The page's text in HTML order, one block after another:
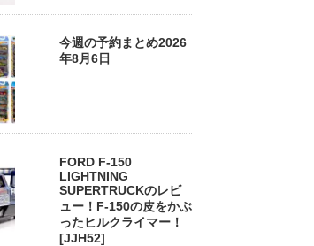
今週の予約まとめ2026
年8月6日
FORD F-150
LIGHTNING
SUPERTRUCKのレビ
ュー！F-150の皮をかぶ
ったヒルクライマー！
[JJH52]